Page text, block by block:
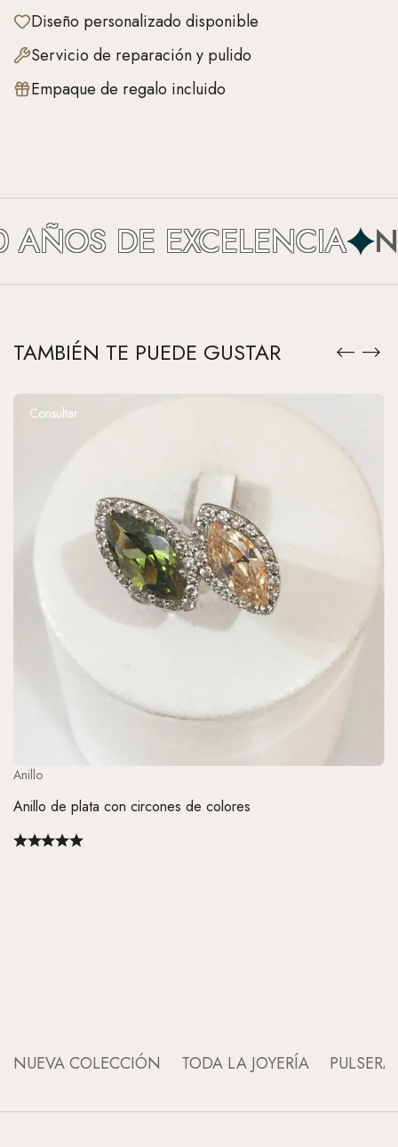
Diseño personalizado disponible
Servicio de reparación y pulido
Empaque de regalo incluido
DE EXCELENCIA
TAMBIÉN TE PUEDE GUSTAR
Consultar
Anillo
Anillo de plata con circones de colores
NUEVA COLECCIÓN TODA LA JOYERÍA